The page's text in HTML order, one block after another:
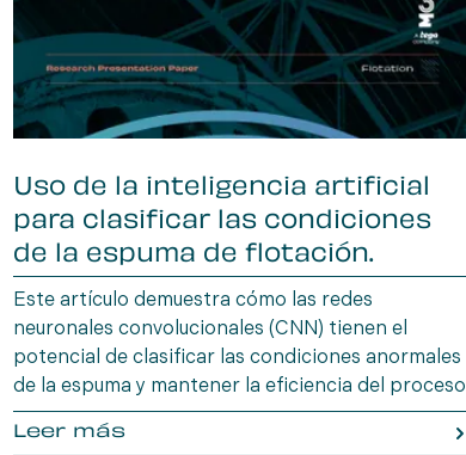
Uso de la inteligencia artificial
para clasificar las condiciones
de la espuma de flotación.
Este artículo demuestra cómo las redes
neuronales convolucionales (CNN) tienen el
potencial de clasificar las condiciones anormales
de la espuma y mantener la eficiencia del proceso
de flotación.
Leer más